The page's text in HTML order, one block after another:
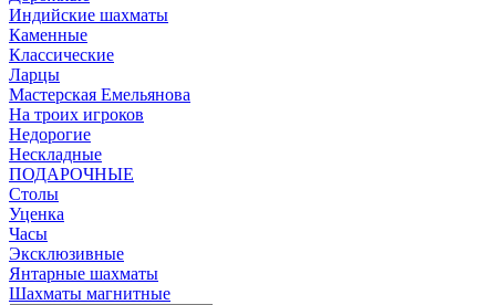
Индийские шахматы
Каменные
Классические
Ларцы
Мастерская Емельянова
На троих игроков
Недорогие
Нескладные
ПОДАРОЧНЫЕ
Столы
Уценка
Часы
Эксклюзивные
Янтарные шахматы
Шахматы магнитные